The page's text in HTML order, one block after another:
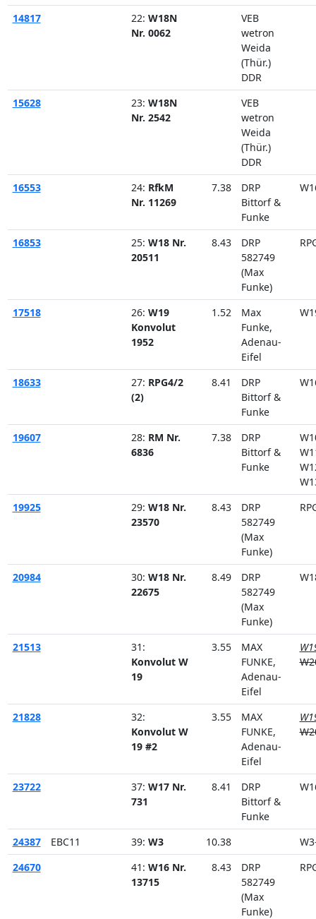
14817 22: W18N
Nr. 0062
VEB
wetron
Weida
(Thür.)
DDR
15628
23: W18N
Nr. 2542
VEB
wetron
Weida
(Thür.)
DDR
16553
24: RfkM
Nr. 11269
7.38
DRP
Bittorf &
Funke
16853 25: W18 Nr.
20511
8.43
DRP
582749
(Max
Funke)
17518 26: W19
Konvolut
1952
1.52
Max
Funke,
Adenau-
Eifel
18633 27: RPG4/2
(2)
8.41
DRP
Bittorf &
Funke
19607 28: RM Nr.
6836
7.38
DRP
Bittorf &
Funke
19925
29: W18 Nr.
23570
8.43
DRP
582749
(Max
Funke)
20984 30: W18 Nr.
22675
8.49
DRP
582749
(Max
Funke)
21513
31:
Konvolut W
19
3.55
MAX
FUNKE,
Adenau-
Eifel
21828
32:
Konvolut W
19 #2
3.55
MAX
FUNKE,
Adenau-
Eifel
23722 37: W17 Nr.
731
8.41
DRP
Bittorf &
Funke
24387 EBC11 39: W3 10.38
24670
41: W16 Nr.
13715
8.43
DRP
582749
(Max
Funke)